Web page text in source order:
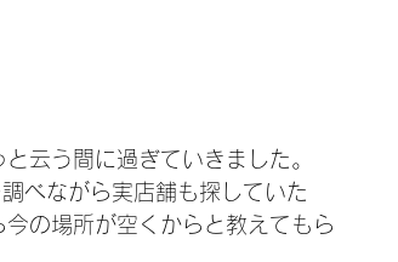
云う間に過ぎていきました。
べながら実店舗も探していた
の場所が空くからと教えてもら